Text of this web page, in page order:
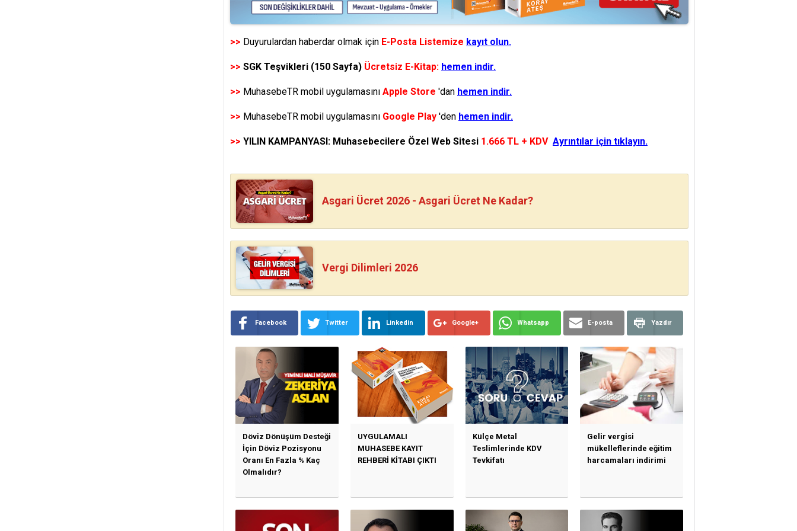
>> Duyurulardan haberdar olmak için E-Posta Listemize kayıt olun.
>> SGK Teşvikleri (150 Sayfa) Ücretsiz E-Kitap: hemen indir.
>> MuhasebeTR mobil uygulamasını Apple Store 'dan hemen indir.
>> MuhasebeTR mobil uygulamasını Google Play 'den hemen indir.
>> YILIN KAMPANYASI: Muhasebecilere Özel Web Sitesi 1.666 TL + KDV Ayrıntılar için tıklayın.
Asgari Ücret 2026 - Asgari Ücret Ne Kadar?
Vergi Dilimleri 2026
Facebook Twitter Linkedin Google+ Whatsapp E-posta Yazdır
Döviz Dönüşüm Desteği
İçin Döviz Pozisyonu
Oranı En Fazla % Kaç
Olmalıdır?
UYGULAMALI
MUHASEBE KAYIT
REHBERİ KİTABI ÇIKTI
Külçe Metal
Teslimlerinde KDV
Tevkifatı
Gelir vergisi
mükelleflerinde eğitim
harcamaları indirimi